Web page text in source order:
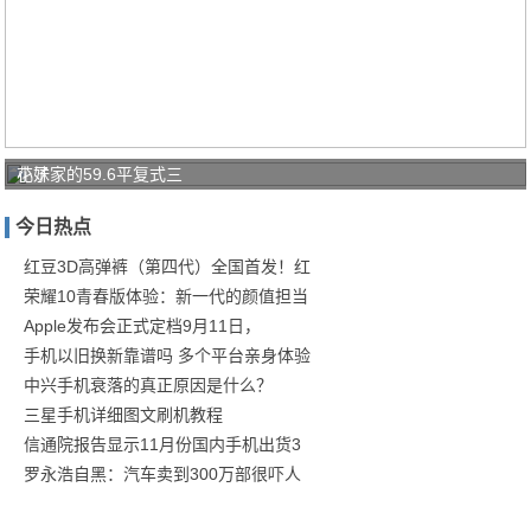
花了
万装
修完
后，
很多
小妹家的59.6平复式三
今日热点
红豆3D高弹裤（第四代）全国首发！红
荣耀10青春版体验：新一代的颜值担当
Apple发布会正式定档9月11日，
手机以旧换新靠谱吗 多个平台亲身体验
中兴手机衰落的真正原因是什么？
三星手机详细图文刷机教程
信通院报告显示11月份国内手机出货3
罗永浩自黑：汽车卖到300万部很吓人